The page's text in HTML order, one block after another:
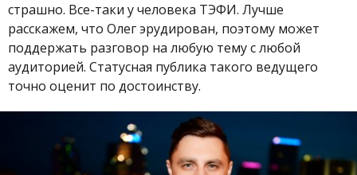
страшно. Все-таки у человека ТЭФИ. Лучше
расскажем, что Олег эрудирован, поэтому может
поддержать разговор на любую тему с любой
аудиторией. Статусная публика такого ведущего
точно оценит по достоинству.